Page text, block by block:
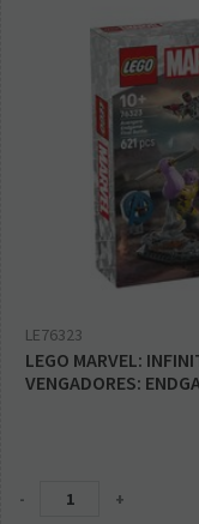
LE76323
LEGO MARVEL:
VENGADORES:
- +